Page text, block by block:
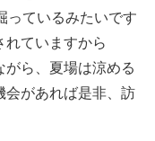
っているみたいです
れていますから
がら、夏場は涼める
会があれば是非、訪